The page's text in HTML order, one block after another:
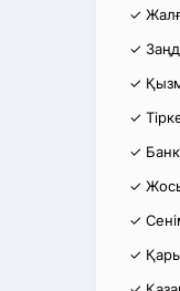
✓
✓
✓
✓
✓
✓
✓
✓